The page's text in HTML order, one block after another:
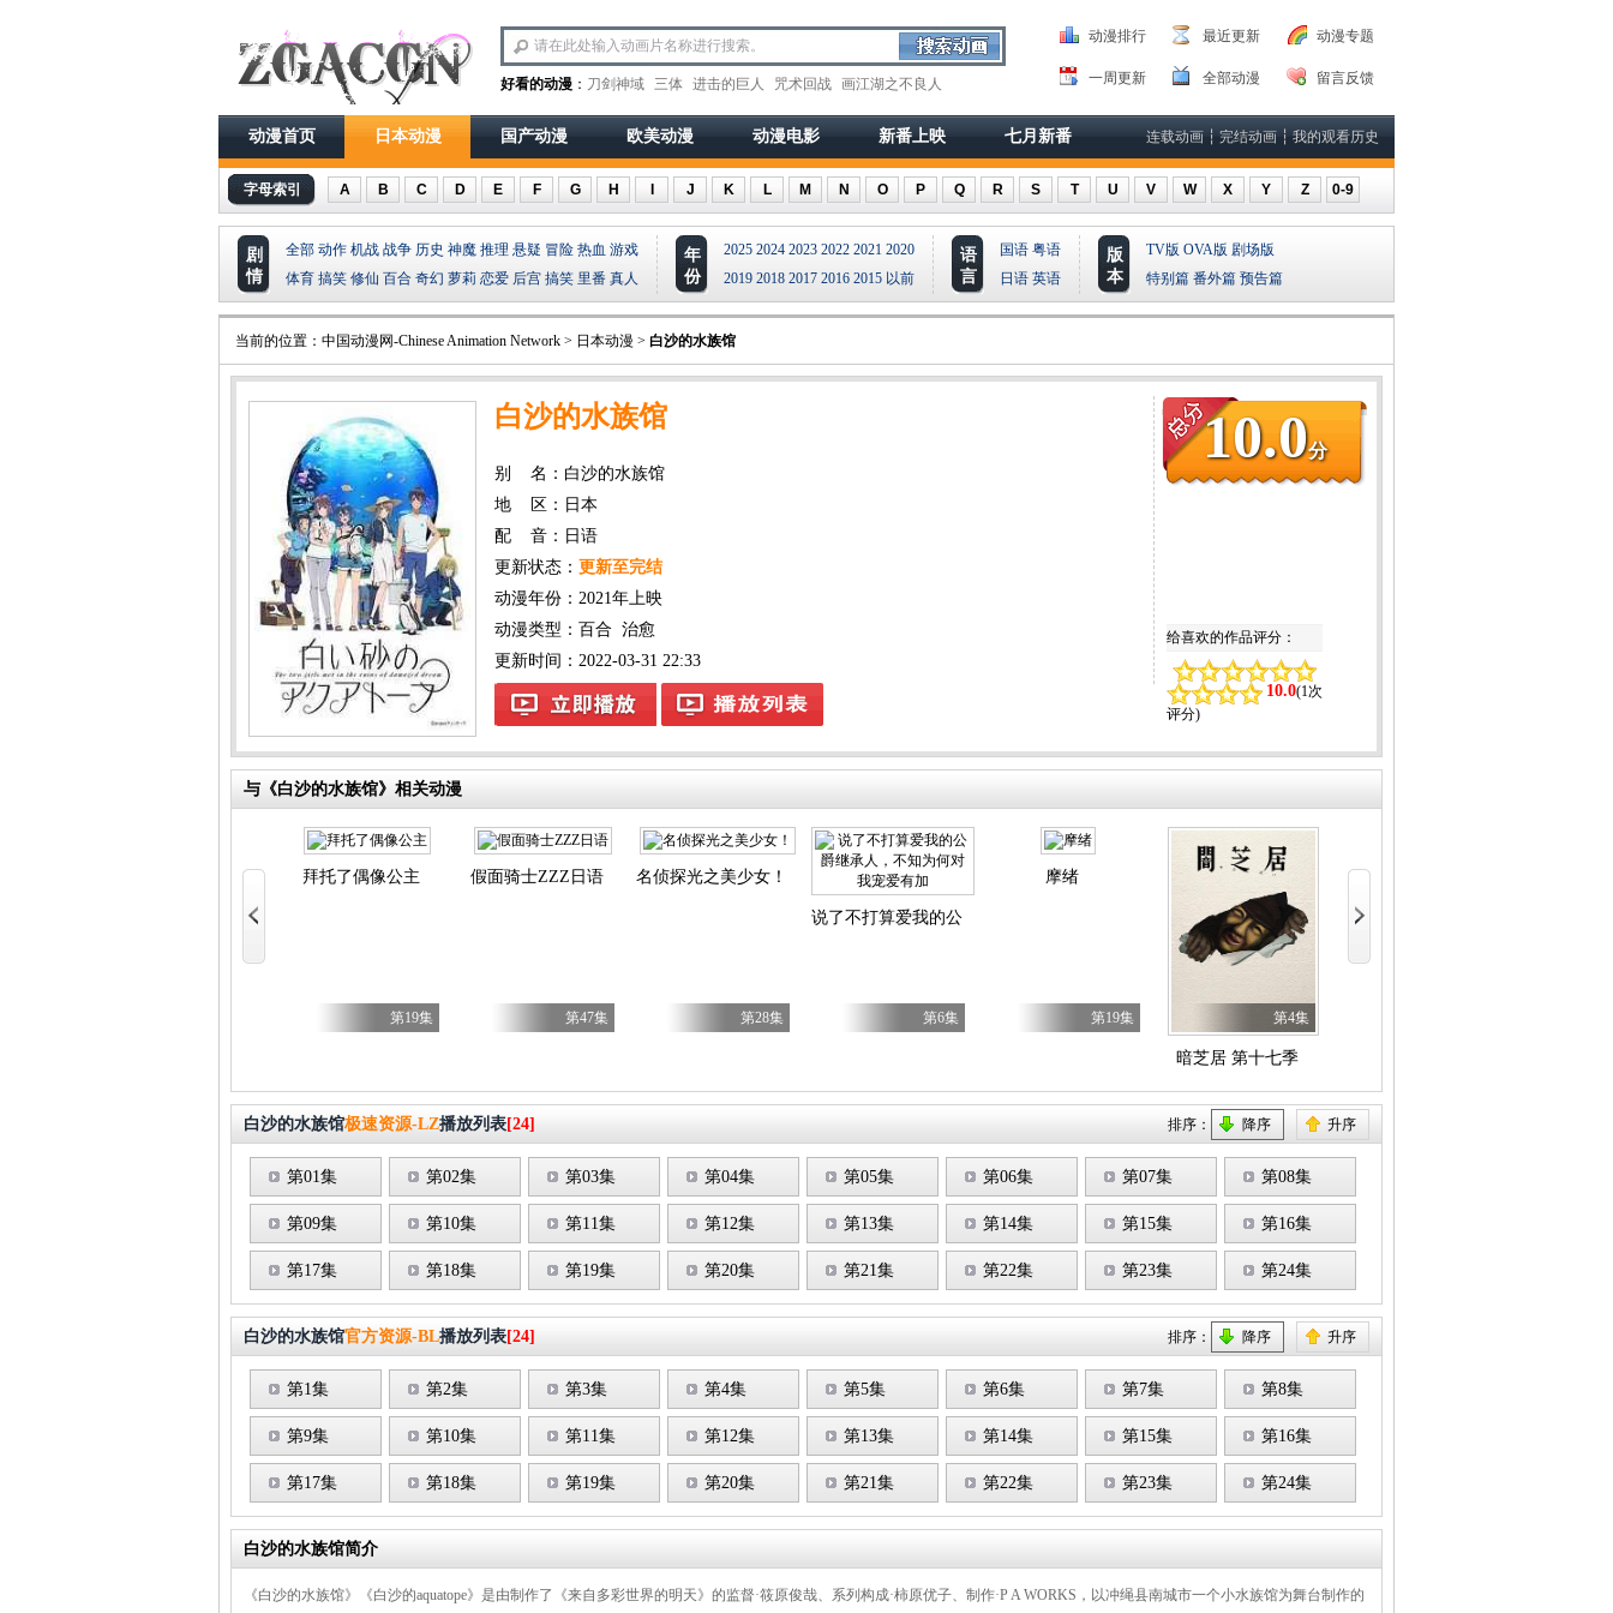
好看的动漫 ： 刀剑神域 三体 进击的巨人 咒术回战 画江湖之不良人
动漫排行 最近更新 动漫专题
一周更新 全部动漫 留言反馈
动漫首页 日本动漫 国产动漫 欧美动漫 动漫电影 新番上映 七月新番 连载动画 ┆ 完结动画 ┆ 我的观看历史
字母索引 A B C D E F G H J K L M N O P Q R S T U V W X Y Z 0-9
剧
情
全部 动作 机战 战争 历史 神魔 推理 悬疑 冒险 热血 游戏
体育 搞笑 修仙 百合 奇幻 萝莉 恋爱 后宫 搞笑 里番 真人
年
份
2025 2024 2023 2022 2021 2020
2019 2018 2017 2016 2015 以前
语
言
国语 粤语
日语 英语
版
本
TV版 OVA版 剧场版
特别篇 番外篇 预告篇
当前的位置： 中国动漫网-Chinese Animation Network > 日本动漫 > 白沙的水族馆
10.0分
给喜欢的作品评分：
10.0(1次
评分)
白沙的水族馆
别 名：白沙的水族馆
地 区：日本
配 音：日语
更新状态： 更新至完结
动漫年份： 2021年上映
动漫类型： 百合 治愈
更新时间：2022-03-31 22:33
与《白沙的水族馆》相关动漫
喜欢速通游戏的玩家在废设定异世界无双～ 第二季
拜托了偶像公主
第19集
假面骑士ZZZ日语
第47集
名侦探光之美少女！
第28集
说了不打算爱我的公爵继承人，不知为何对我宠爱有加
第6集
摩绪
第19集
暗芝居 第十七季
第4集
白沙的水族馆极速资源-LZ播放列表[24] 排序： 降序 升序
第01集 第02集 第03集 第04集 第05集 第06集 第07集 第08集
第09集 第10集 第11集 第12集 第13集 第14集 第15集 第16集
第17集 第18集 第19集 第20集 第21集 第22集 第23集 第24集
白沙的水族馆官方资源-BL播放列表[24] 排序： 降序 升序
第1集 第2集 第3集 第4集 第5集 第6集 第7集 第8集
第9集 第10集 第11集 第12集 第13集 第14集 第15集 第16集
第17集 第18集 第19集 第20集 第21集 第22集 第23集 第24集
白沙的水族馆简介
《白沙的水族馆》《白沙的aquatope》是由制作了《来自多彩世界的明天》的监督·筱原俊哉、系列构成·柿原优子、制作·P A WORKS，以冲绳县南城市一个小水族馆为舞台制作的